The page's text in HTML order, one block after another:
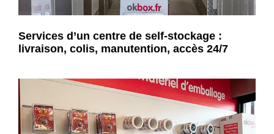
Services d’un centre de self-stockage :
livraison, colis, manutention, accès 24/7